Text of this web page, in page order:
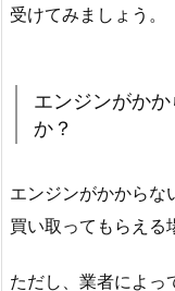
受けてみましょう。
エンジンがか
か？
エンジンがかからな
買い取ってもらえる
ただし、業者によっ